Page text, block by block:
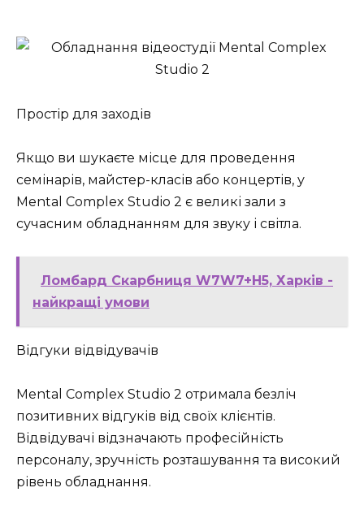
Простір для заходів
Якщо ви шукаєте місце для проведення
семінарів, майстер-класів або концертів, у
Mental Complex Studio 2 є великі зали з
сучасним обладнанням для звуку і світла.
Ломбард Скарбниця W7W7+H5, Харків -
найкращі умови
Відгуки відвідувачів
Mental Complex Studio 2 отримала безліч
позитивних відгуків від своїх клієнтів.
Відвідувачі відзначають професійність
персоналу, зручність розташування та високий
рівень обладнання.